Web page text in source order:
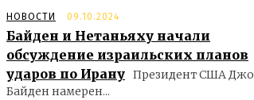
НОВОСТИ 09.10.2024
Байден и Нетаньяху начали
обсуждение израильских планов
ударов по Ирану Президент США Джо
Байден намерен...